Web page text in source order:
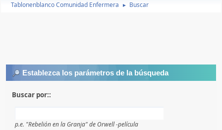
Tablonenblanco Comunidad Enfermera ► Buscar
Establezca los parámetros de la búsqueda
Buscar por::
p.e. "Rebelión en la Granja" de Orwell -película